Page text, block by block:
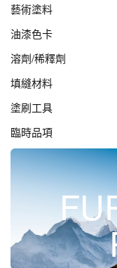
藝術塗料
油漆色卡
溶劑/稀釋劑
填縫材料
塗刷工具
臨時品項